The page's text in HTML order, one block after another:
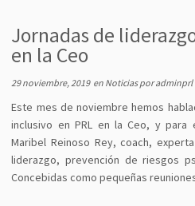
Jornadas de
en la Ceo
29 noviembre, 2019en Noticiasporadminprl
Este mes de noviembre hemos
inclusivo en PRL en la Ceo, y
Maribel Reinoso Rey, coach,
liderazgo, prevención de riesgos
Concebidas como pequeñas